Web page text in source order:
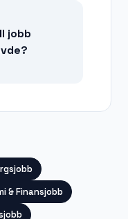
jobb
& Finansjobb